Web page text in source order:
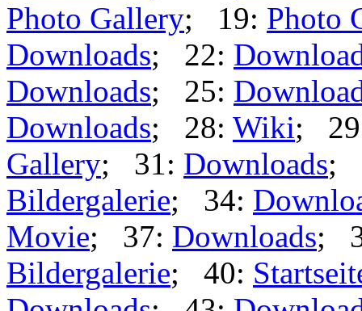
Photo Gallery; 19: Photo
Downloads; 22:
Downloads; 25:
Downloads; 28: Wiki;
Gallery; 31: Downloads;
Bildergalerie; 34:
Movie; 37: Downloads;
Bildergalerie; 40: